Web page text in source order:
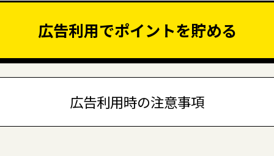
広告利用でポイントを貯める
広告利用時の注意事項